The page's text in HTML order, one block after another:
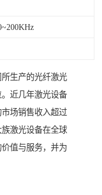
生产的光纤激光
近几年激光设备
场销售收入超过
激光设备在全球
值与服务，并为